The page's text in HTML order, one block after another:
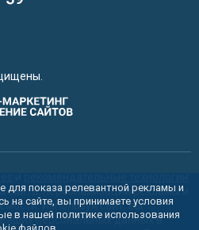
сайта, персонализации рекламы и
Используя сайт, вы
ваших персональных данных в
показа релевантной рекламы и
на сайте, вы принимаете условия
в нашей политике использования